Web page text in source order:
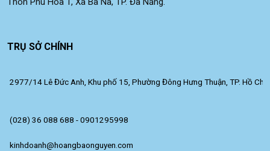
TRỤ SỞ CHÍNH
2977/14 Lê Đức Anh, Khu phố 15, Phường Đông Hưng Thuận, TP. Hồ Chí
(028) 36 088 688 - 0901295998
kinhdoanh@hoangbaonguyen.com